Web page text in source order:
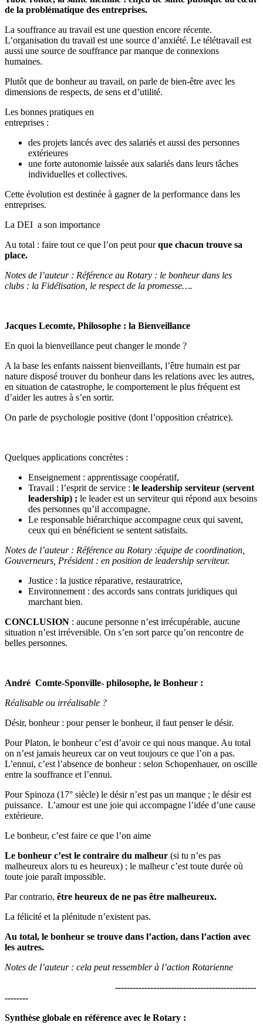
de la problématique des entreprises.
La souffrance au travail est une question encore récente.
L’organisation du travail est une source d’anxiété. Le télétravail est
aussi une source de souffrance par manque de connexions
humaines.
Plutôt que de bonheur au travail, on parle de bien-être avec les
dimensions de respects, de sens et d’utilité.
Les bonnes pratiques en
entreprises :
des projets lancés avec des salariés et aussi des personnes
extérieures
une forte autonomie laissée aux salariés dans leurs tâches
individuelles et collectives.
Cette évolution est destinée à gagner de la performance dans les
entreprises.
La DEI a son importance
Au total : faire tout ce que l’on peut pourque chacun trouve sa
place.
Notes de l’auteur : Référence au Rotary : le bonheur dans les
clubs : la Fidélisation, le respect de la promesse….
Jacques Lecomte, Philosophe : la Bienveillance
En quoi la bienveillance peut changer le monde ?
A la base les enfants naissent bienveillants, l’être humain est par
nature disposé trouver du bonheur dans les relations avec les autres,
en situation de catastrophe, le comportement le plus fréquent est
d’aider les autres à s’en sortir.
On parle de psychologie positive (dont l’opposition créatrice).
Quelques applications concrètes :
Enseignement : apprentissage coopératif,
Travail : l’esprit de service : le leadership serviteur (servent
leadership) ; le leader est un serviteur qui répond aux besoins
des personnes qu’il accompagne.
Le responsable hiérarchique accompagne ceux qui savent,
ceux qui en bénéficient se sentent satisfaits.
Notes de l’auteur : Référence au Rotary :équipe de coordination,
Gouverneurs, Président : en position de leadership serviteur.
Justice : la justice réparative, restauratrice,
Environnement : des accords sans contrats juridiques qui
marchant bien.
CONCLUSION : aucune personne n’est irrécupérable, aucune
situation n’est irréversible. On s’en sort parce qu’on rencontre de
belles personnes.
André Comte-Sponville- philosophe, le Bonheur :
Réalisable ou irréalisable ?
Désir, bonheur : pour penser le bonheur, il faut penser le désir.
Pour Platon, le bonheur c’est d’avoir ce qui nous manque. Au total
on n’est jamais heureux car on veut toujours ce que l’on a pas.
L’ennui, c’est l’absence de bonheur : selon Schopenhauer, on oscille
entre la souffrance et l’ennui.
Pour Spinoza (17° siècle) le désir n’est pas un manque ; le désir est
puissance. L’amour est une joie qui accompagne l’idée d’une cause
extérieure.
Le bonheur, c’est faire ce que l’on aime
Le bonheur c’est le contraire du malheur (si tu n’es pas
malheureux alors tu es heureux) ; le malheur c’est toute durée où
toute joie paraît impossible.
Par contrario, être heureux de ne pas être malheureux.
La félicité et la plénitude n’existent pas.
Au total, le bonheur se trouve dans l’action, dans l’action avec
les autres.
Notes de l’auteur : cela peut ressembler à l’action Rotarienne
------------------------------------------------
--------
Synthèse globale en référence avec le Rotary :